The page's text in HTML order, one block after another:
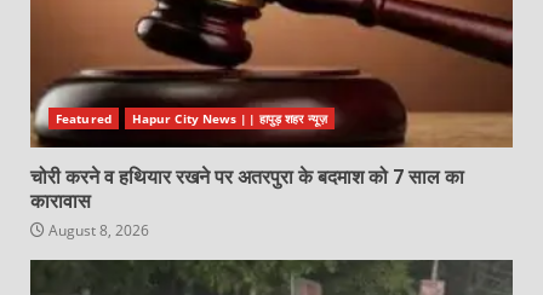
Featured Hapur City News || हापुड़ शहर न्यूज़
चोरी करने व हथियार रखने पर अतरपुरा के बदमाश को 7 साल का
कारावास
August 8, 2026